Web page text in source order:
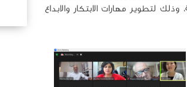
لتطوير مهارات الابتكار والابداع